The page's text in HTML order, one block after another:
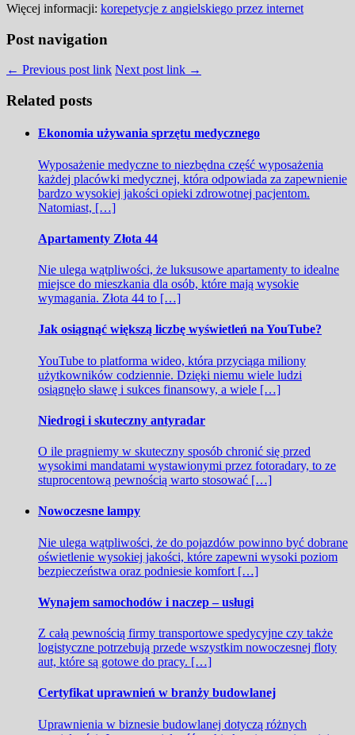
Więcej informacji: korepetycje z angielskiego przez internet
Post navigation
← Previous post link Next post link →
Related posts
Ekonomia używania sprzętu medycznego
Wyposażenie medyczne to niezbędna część wyposażenia
każdej placówki medycznej, która odpowiada za zapewnienie
bardzo wysokiej jakości opieki zdrowotnej pacjentom.
Natomiast, […]
Apartamenty Złota 44
Nie ulega wątpliwości, że luksusowe apartamenty to idealne
miejsce do mieszkania dla osób, które mają wysokie
wymagania. Złota 44 to […]
Jak osiągnąć większą liczbę wyświetleń na YouTube?
YouTube to platforma wideo, która przyciąga miliony
użytkowników codziennie. Dzięki niemu wiele ludzi
osiągnęło sławę i sukces finansowy, a wiele […]
Niedrogi i skuteczny antyradar
O ile pragniemy w skuteczny sposób chronić się przed
wysokimi mandatami wystawionymi przez fotoradary, to ze
stuprocentową pewnością warto stosować […]
Nowoczesne lampy
Nie ulega wątpliwości, że do pojazdów powinno być dobrane
oświetlenie wysokiej jakości, które zapewni wysoki poziom
bezpieczeństwa oraz podniesie komfort […]
Wynajem samochodów i naczep – usługi
Z całą pewnością firmy transportowe spedycyjne czy także
logistyczne potrzebują przede wszystkim nowoczesnej floty
aut, które są gotowe do pracy. […]
Certyfikat uprawnień w branży budowlanej
Uprawnienia w biznesie budowlanej dotyczą różnych